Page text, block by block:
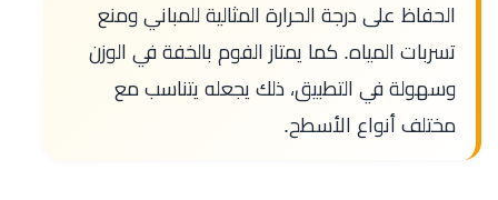
الحفاظ على درجة الحرارة المثالية للمباني ومنع
تسربات المياه. كما يمتاز الفوم بالخفة في الوزن
وسهولة في التطبيق، ذلك يجعله يتناسب مع
مختلف أنواع الأسطح.